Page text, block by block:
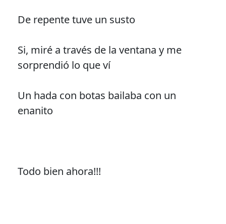
De repente tuve un susto
Si, miré a través de la ventana y me
sorprendió lo que ví
Un hada con botas bailaba con un
enanito
Todo bien ahora!!!